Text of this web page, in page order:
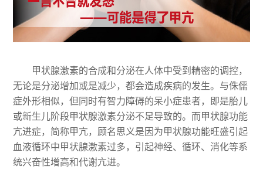
甲状腺激素的合成和分泌在人体中受到精密的调控，
无论是分泌增加或是减少，都会造成疾病的发生。与侏儒
症外形相似，但同时有智力障碍的呆小症患者，即是胎儿
或新生儿阶段甲状腺激素分泌不足导致的。而甲状腺功能
亢进症，简称甲亢，顾名思义是因为甲状腺功能旺盛引起
血液循环中甲状腺激素过多，引起神经、循环、消化等系
统兴奋性增高和代谢亢进。